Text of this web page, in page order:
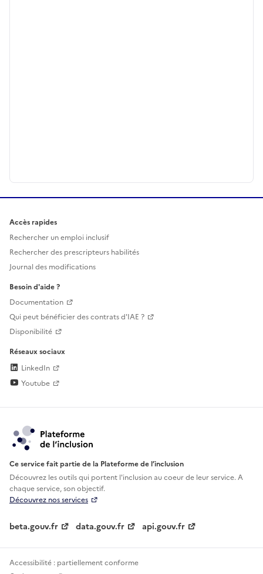
Accès rapides
Rechercher un emploi inclusif
Rechercher des prescripteurs habilités
Journal des modifications
Besoin d'aide ?
Documentation
Qui peut bénéficier des contrats d'IAE ?
Disponibilité
Réseaux sociaux
LinkedIn
Youtube
Ce service fait partie de la Plateforme de l’inclusion
Découvrez les outils qui portent l'inclusion aucoeur de leur service. A
chaque service, son objectif.
Découvrez nos services
beta.gouv.fr data.gouv.fr api.gouv.fr
Accessibilité : partiellement conforme